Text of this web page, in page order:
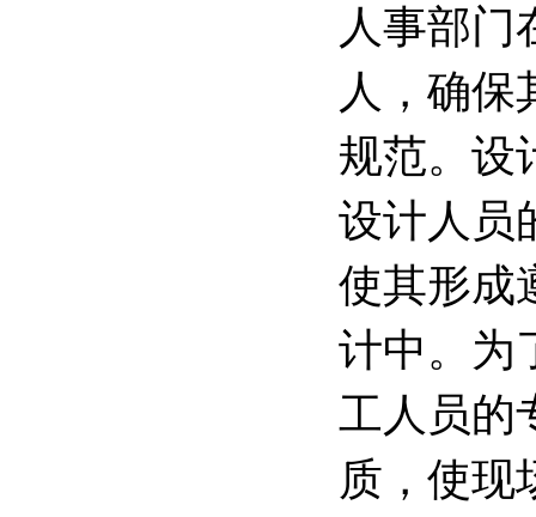
人事部门
人，确保
规范。设
设计人员
使其形成
计中。为
工人员的
质，使现